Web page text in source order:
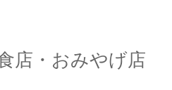
店・おみやげ店